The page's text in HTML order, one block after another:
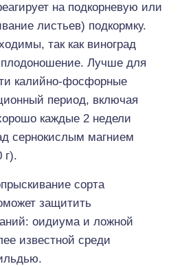
на подкорневую или
листьев) подкормку.
так как виноград
плодоношение. Лучше для
калийно-фосфорные
период, включая
каждые 2 недели
сернокислым магнием
г).
сорта
защитить
оидиума и ложной
известной среди